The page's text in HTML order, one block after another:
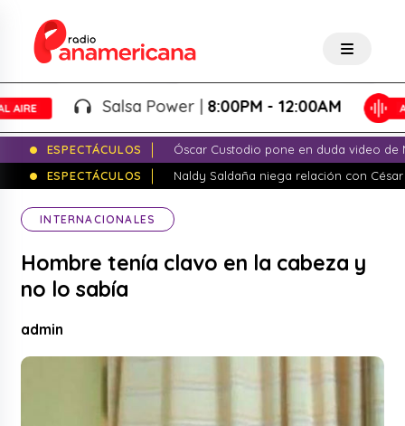
Salsa Power |8:00PM - 12:00AM
ESPECTÁCULOS
Óscar Custodio pone en duda video de
ESPECTÁCULOS
Naldy Saldaña niega relación con
INTERNACIONALES
Hombre tenía clavo en la cabeza y
no lo sabía
admin